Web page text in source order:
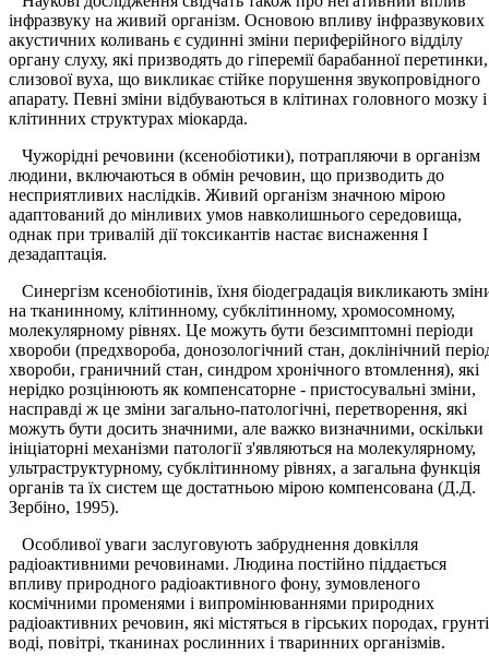
інфразвуку на живий організм. Основою впливу інфразвукових
акустичних коливань є судинні зміни периферійного відділу
органу слуху, які призводять до гіперемії барабанної перетинки,
слизової вуха, що викликає стійке порушення звукопровідного
апарату. Певні зміни відбуваються в клітинах головного мозку і
клітинних структурах міокарда.
Чужорідні речовини (ксенобіотики), потрапляючи в організм
людини, включаються в обмін речовин, що призводить до
несприятливих наслідків. Живий організм значною мірою
адаптований до мінливих умов навколишнього середовища,
однак при тривалій дії токсикантів настає виснаження І
дезадаптація.
Синергізм ксенобіотинів, їхня біодеградація викликають
на тканинному, клітинному, субклітинному, хромосомному,
молекулярному рівнях. Це можуть бути безсимптомні періоди
хвороби (предхвороба, донозологічний стан, доклінічний
хвороби, граничний стан, синдром хронічного втомлення), які
нерідко розцінюють як компенсаторне - пристосувальні зміни,
насправді ж це зміни загально-патологічні, перетворення, які
можуть бути досить значними, але важко визначними, оскільки
ініціаторні механізми патології з'являються на молекулярному,
ультраструктурному, субклітинному рівнях, а загальна функція
органів та їх систем ще достатньою мірою компенсована (Д.Д.
Зербіно, 1995).
Особливої уваги заслуговують забруднення довкілля
радіоактивними речовинами. Людина постійно піддається
впливу природного радіоактивного фону, зумовленого
космічними променями і випромінюваннями природних
радіоактивних речовин, які містяться в гірських породах,
воді, повітрі, тканинах рослинних і тваринних організмів.